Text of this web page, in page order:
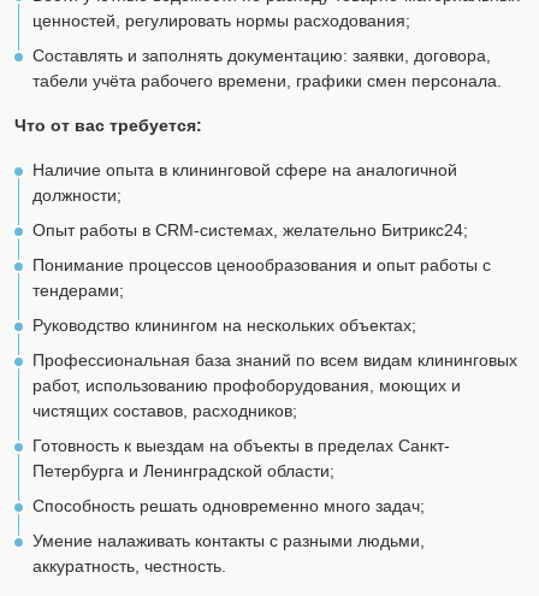
ценностей, регулировать нормы расходования;
Составлять и заполнять документацию: заявки, договора,
табели учёта рабочего времени, графики смен персонала.
Что от вас требуется:
Наличие опыта в клининговой сфере на аналогичной
должности;
Опыт работы в CRM-системах, желательно Битрикс24;
Понимание процессов ценообразования и опыт работы с
тендерами;
Руководство клинингом на нескольких объектах;
Профессиональная база знаний по всем видам клининговых
работ, использованию профоборудования, моющих и
чистящих составов, расходников;
Готовность к выездам на объекты в пределах Санкт-
Петербурга и Ленинградской области;
Способность решать одновременно много задач;
Умение налаживать контакты с разными людьми,
аккуратность, честность.